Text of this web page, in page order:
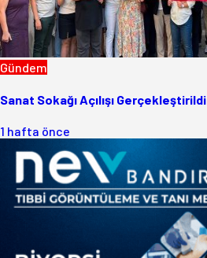
Gündem
Sanat Sokağı Açılışı Gerçekleştirildi
1 hafta önce